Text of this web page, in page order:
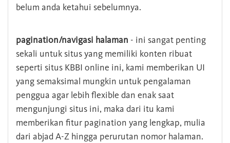
belum anda ketahui sebelumnya.
pagination/navigasi halaman - ini sangat penting
sekali untuk situs yang memiliki konten ribuat
seperti situs KBBI online ini, kami memberikan UI
yang semaksimal mungkin untuk pengalaman
penggua agar lebih flexible dan enak saat
mengunjungi situs ini, maka dari itu kami
memberikan fitur pagination yang lengkap, mulia
dari abjad A-Z hingga perurutan nomor halaman.